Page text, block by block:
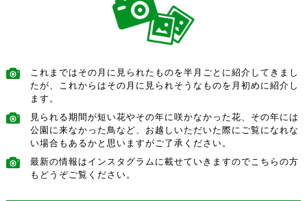
これまではその月に見られたものを半月ごとに紹介してきまし
たが、これからはその月に見られそうなものを月初めに紹介し
ます。
見られる期間が短い花やその年に咲かなかった花、その年には
公園に来なかった鳥など、お越しいただいた際にご覧になれな
い場合もあるかと思いますがご了承ください。
最新の情報はインスタグラムに載せていきますのでこちらの方
もどうぞご覧ください。